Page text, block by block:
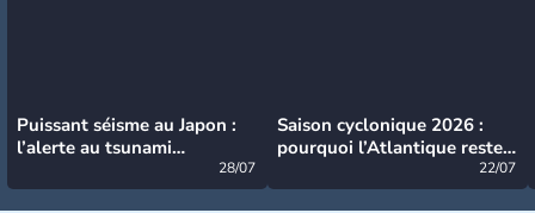
Puissant séisme au Japon :
l’alerte au tsunami
28/07
Saison cyclonique 2026 :
pourquoi l’Atlantique reste
22/07